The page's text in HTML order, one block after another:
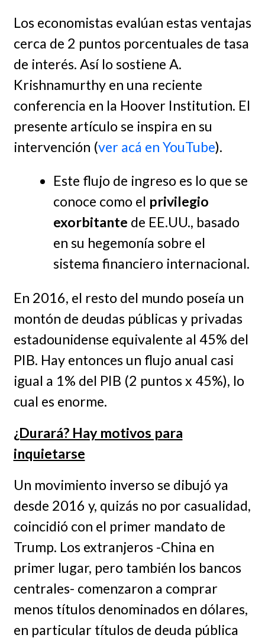
Los economistas evalúan estas ventajas
cerca de 2 puntos porcentuales de tasa
de interés. Así lo sostiene A.
Krishnamurthy en una reciente
conferencia en la Hoover Institution. El
presente artículo se inspira en su
intervención (ver acá en YouTube).
Este flujo de ingreso es lo que se
conoce como el privilegio
exorbitante de EE.UU., basado
en su hegemonía sobre el
sistema financiero internacional.
En 2016, el resto del mundo poseía un
montón de deudas públicas y privadas
estadounidense equivalente al 45% del
PIB. Hay entonces un flujo anual casi
igual a 1% del PIB (2 puntos x 45%), lo
cual es enorme.
¿Durará? Hay motivos para
inquietarse
Un movimiento inverso se dibujó ya
desde 2016 y, quizás no por casualidad,
coincidió con el primer mandato de
Trump. Los extranjeros -China en
primer lugar, pero también los bancos
centrales- comenzaron a comprar
menos títulos denominados en dólares,
en particular títulos de deuda pública